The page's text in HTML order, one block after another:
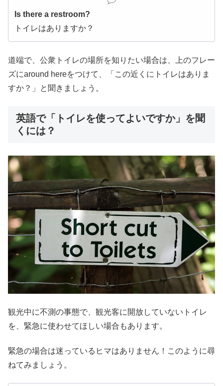
Is there a restroom?
トイレはありますか？
道端で、公衆トイレの場所を知りたい場合は、上のフレー
ズにaround hereをつけて、「この近くにトイレはありま
すか？」と聞きましょう。
英語で「トイレを使ってよいですか」を聞
くには？
観光中に不測の事態で、観光客に開放していないトイレ
を、緊急に使わせてほしい場合もあります。
緊急の場合は迷っているヒマはありません！このように尋
ねてみましょう。